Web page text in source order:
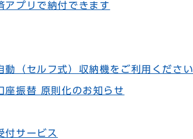
アプリで納付できます
動（セルフ式）収納機をご利用ください
座振替 原則化のお知らせ
付サービス